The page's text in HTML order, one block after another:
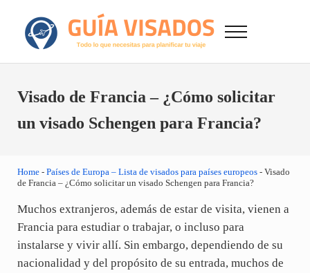
GuiaVisado.com - Guía de visados de viaje en
Otro sitio realizado con WordPress
Menu
Visado de Francia – ¿Cómo solicitar
un visado Schengen para Francia?
Home- Países de Europa – Lista de visados para países europeos- Visado
de Francia – ¿Cómo solicitar un visado Schengen para Francia?
Muchos extranjeros, además de estar de visita, vienen a
Francia para estudiar o trabajar, o incluso para
instalarse y vivir allí. Sin embargo, dependiendo de su
nacionalidad y del propósito de su entrada, muchos de